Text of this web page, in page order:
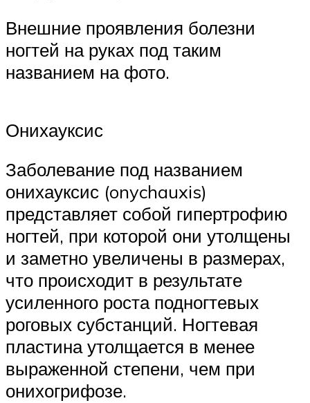
Внешние проявления болезни
ногтей на руках под таким
названием на фото.
Онихауксис
Заболевание под названием
онихауксис (onychauxis)
представляет собой гипертрофию
ногтей, при которой они утолщены
и заметно увеличены в размерах,
что происходит в результате
усиленного роста подногтевых
роговых субстанций. Ногтевая
пластина утолщается в менее
выраженной степени, чем при
онихогрифозе.